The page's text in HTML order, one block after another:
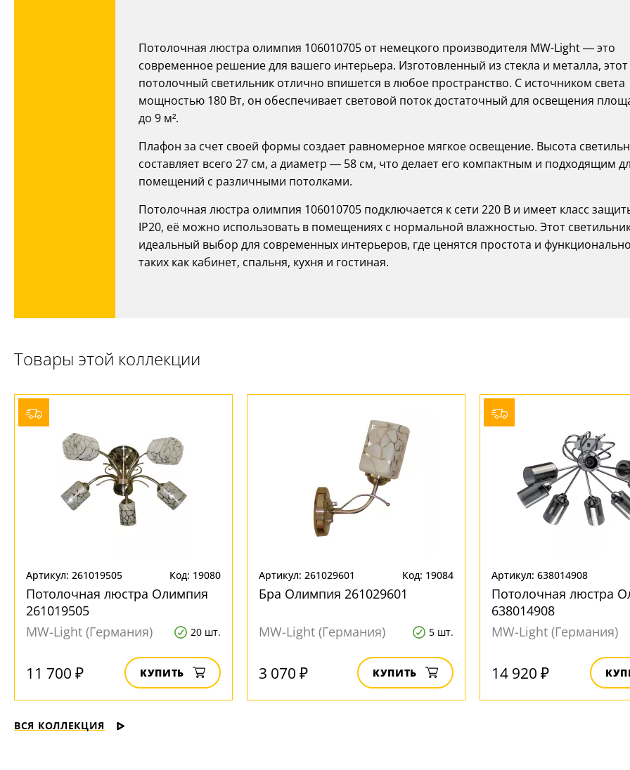
- бесплатно по России
- бесплатная доставка
Потолочная люстра олимпия 106010705 от немецкого производителя MW-Light — это
современное решение для вашего интерьера. Изготовленный из стекла и металла, этот
потолочный светильник отлично впишется в любое пространство. С источником света
мощностью 180 Вт, он обеспечивает световой поток достаточный для освещения
до 9 м².
Плафон за счет своей формы создает равномерное мягкое освещение. Высота
составляет всего 27 см, а диаметр — 58 см, что делает его компактным и подходящим
помещений с различными потолками.
Потолочная люстра олимпия 106010705 подключается к сети 220 В и имеет класс
IP20, её можно использовать в помещениях с нормальной влажностью. Этот
идеальный выбор для современных интерьеров, где ценятся простота и
таких как кабинет, спальня, кухня и гостиная.
Товары этой коллекции
Артикул: 261019505 Код: 19080
Потолочная люстра Олимпия
261019505
MW-Light (Германия)
20 шт.
11 700 ₽ КУПИТЬ
Артикул: 261029601 Код: 19084
Бра Олимпия 261029601
MW-Light (Германия) 5 шт.
3 070 ₽ КУПИТЬ
Артикул: 638014908
Потолочная люстра
638014908
MW-Light (Германия)
14 920 ₽
ВСЯ КОЛЛЕКЦИЯ